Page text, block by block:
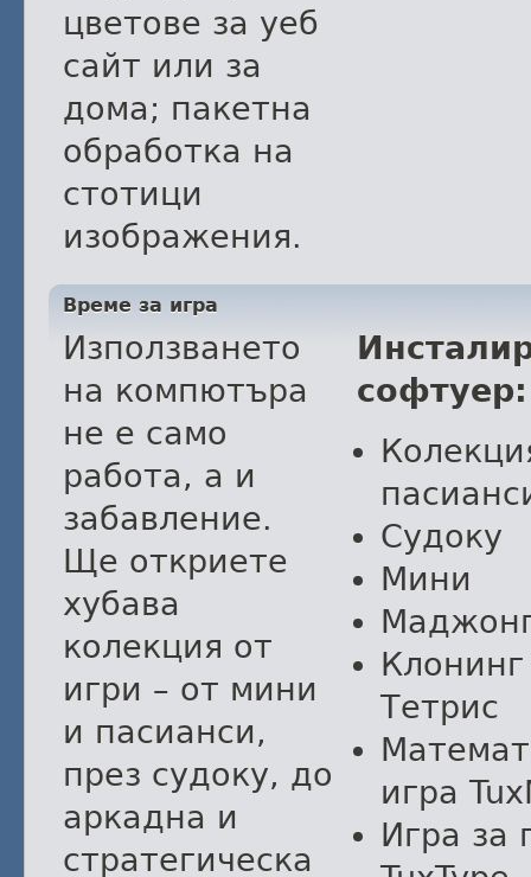
цветове за уеб
сайт или за
дома; пакетна
обработка на
стотици
изображения.
Време за игра
Използването
на компютъра
не е само
работа, а и
забавление.
Ще откриете
хубава
колекция от
игри – от мини
и пасианси,
през судоку, до
аркадна и
стратегическа
софтуер:
Судоку
Мини
Тетрис
игра
Игра за